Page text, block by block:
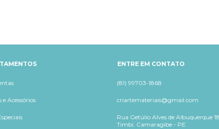
e Acessórios
ENTRE EM CONTATO
(81) 99703-1868
criartemateriais@gmail.com
Rua Getúlio Alves de Albuquerque
Timbi. Camaragibe - PE